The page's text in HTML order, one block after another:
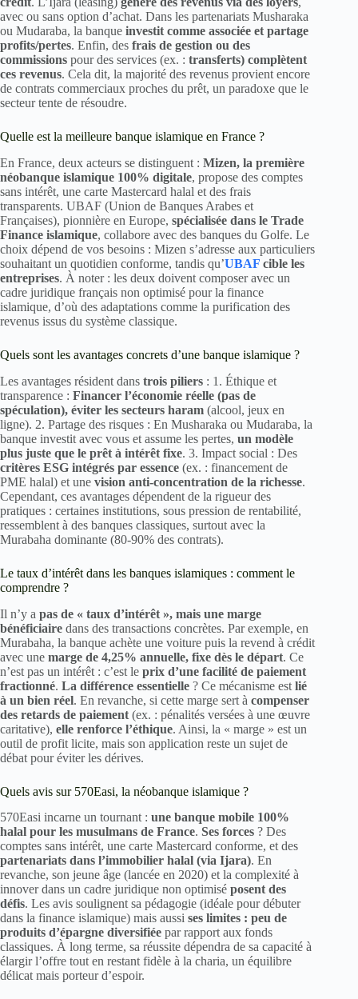
avec ou sans option d’achat. Dans les partenariats Musharaka
ou Mudaraba, la banque investit comme associée et partage
profits/pertes. Enfin, des frais de gestion ou des
commissions pour des services (ex. : transferts) complètent
ces revenus. Cela dit, la majorité des revenus provient encore
de contrats commerciaux proches du prêt, un paradoxe que le
secteur tente de résoudre.
Quelle est la meilleure banque islamique en France ?
En France, deux acteurs se distinguent : Mizen, la première
néobanque islamique 100% digitale, propose des comptes
sans intérêt, une carte Mastercard halal et des frais
transparents. UBAF (Union de Banques Arabes et
Françaises), pionnière en Europe, spécialisée dans le Trade
Finance islamique, collabore avec des banques du Golfe. Le
choix dépend de vos besoins : Mizen s’adresse aux particuliers
souhaitant un quotidien conforme, tandis qu’UBAF cible les
entreprises. À noter : les deux doivent composer avec un
cadre juridique français non optimisé pour la finance
islamique, d’où des adaptations comme la purification des
revenus issus du système classique.
Quels sont les avantages concrets d’une banque islamique ?
Les avantages résident dans trois piliers : 1. Éthique et
transparence : Financer l’économie réelle (pas de
spéculation), éviter les secteurs haram (alcool, jeux en
ligne). 2. Partage des risques : En Musharaka ou Mudaraba, la
banque investit avec vous et assume les pertes, un modèle
plus juste que le prêt à intérêt fixe. 3. Impact social : Des
critères ESG intégrés par essence (ex. : financement de
PME halal) et une vision anti-concentration de la richesse.
Cependant, ces avantages dépendent de la rigueur des
pratiques : certaines institutions, sous pression de rentabilité,
ressemblent à des banques classiques, surtout avec la
Murabaha dominante (80-90% des contrats).
Le taux d’intérêt dans les banques islamiques : comment le
comprendre ?
Il n’y a pas de « taux d’intérêt », mais une marge
bénéficiaire dans des transactions concrètes. Par exemple, en
Murabaha, la banque achète une voiture puis la revend à crédit
avec une marge de 4,25% annuelle, fixe dès le départ. Ce
n’est pas un intérêt : c’est le prix d’une facilité de paiement
fractionné. La différence essentielle ? Ce mécanisme est lié
à un bien réel. En revanche, si cette marge sert à compenser
des retards de paiement (ex. : pénalités versées à une œuvre
caritative), elle renforce l’éthique. Ainsi, la « marge » est un
outil de profit licite, mais son application reste un sujet de
débat pour éviter les dérives.
Quels avis sur 570Easi, la néobanque islamique ?
570Easi incarne un tournant : une banque mobile 100%
halal pour les musulmans de France. Ses forces ? Des
comptes sans intérêt, une carte Mastercard conforme, et des
partenariats dans l’immobilier halal (via Ijara). En
revanche, son jeune âge (lancée en 2020) et la complexité à
innover dans un cadre juridique non optimisé posent des
défis. Les avis soulignent sa pédagogie (idéale pour débuter
dans la finance islamique) mais aussi ses limites : peu de
produits d’épargne diversifiée par rapport aux fonds
classiques. À long terme, sa réussite dépendra de sa capacité à
élargir l’offre tout en restant fidèle à la charia, un équilibre
délicat mais porteur d’espoir.